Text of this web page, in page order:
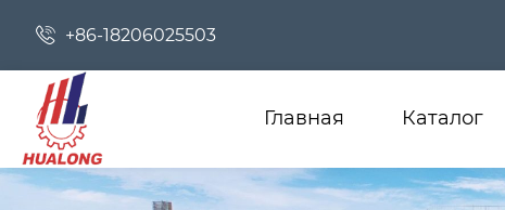
 +86-18206025503
Главная Каталог